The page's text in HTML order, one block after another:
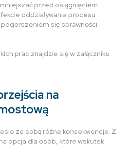
przed osiągnięciem
oddziaływania procesu
się sprawności
prac znajdzie się w załączniku
na
ze sobą różne konsekwencje. Z
opcja dla osób, które wskutek